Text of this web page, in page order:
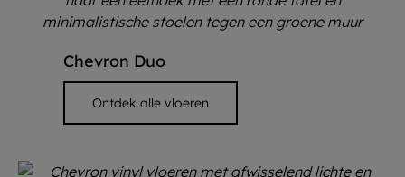
Chevron Duo
Ontdek alle vloeren